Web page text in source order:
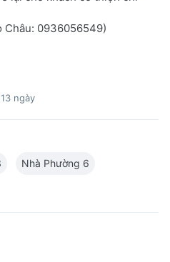
Châu: 0936056549)
ngày
Nhà Phường 6